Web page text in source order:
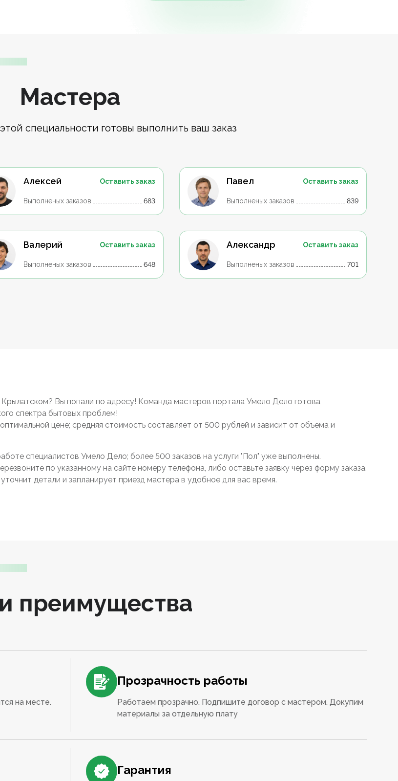
Мастера
специальности готовы выполнить ваш заказ
Алексей Оставить заказ
Выполненых заказов 683
Павел Оставить заказ
Выполненых заказов 839
Валерий Оставить заказ
Выполненых заказов 648
Александр Оставить заказ
Выполненых заказов 701
Вы попали по адресу! Команда мастеров портала Умело Дело готова
спектра бытовых проблем!
цене; средняя стоимость составляет от 500 рублей и зависит от объема и
специалистов Умело Дело; более 500 заказов на услуги "Пол" уже выполнены.
по указанному на сайте номеру телефона, либо оставьте заявку через форму заказа.
детали и запланирует приезд мастера в удобное для вас время.
преимущества
на месте.
Прозрачность работы
Работаем прозрачно. Подпишите договор с мастером. Докупим
материалы за отдельную плату
Гарантия